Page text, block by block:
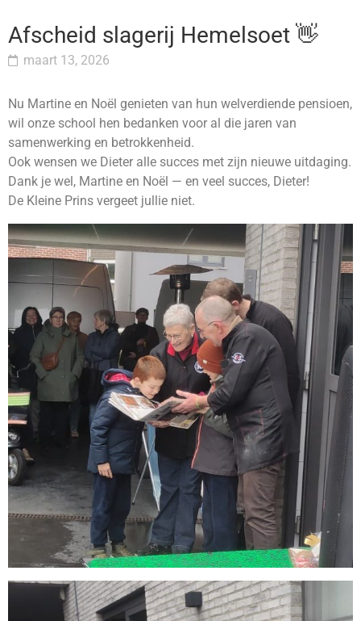
Afscheid slagerij Hemelsoet 👋
maart 13, 2026
Nu Martine en Noël genieten van hun welverdiende pensioen,
wil onze school hen bedanken voor al die jaren van
samenwerking en betrokkenheid.
Ook wensen we Dieter alle succes met zijn nieuwe uitdaging.
Dank je wel, Martine en Noël — en veel succes, Dieter!
De Kleine Prins vergeet jullie niet.